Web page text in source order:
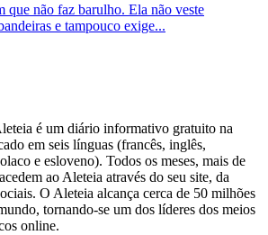
que não faz barulho. Ela não veste
e tampouco exige...
é um diário informativo gratuito na
em seis línguas (francês, inglês,
e esloveno). Todos os meses, mais de
ao Aleteia através do seu site, da
O Aleteia alcança cerca de 50 milhões
tornando-se um dos líderes dos meios
online.